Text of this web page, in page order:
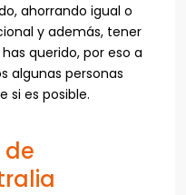
ahorrando igual o
y además, tener
querido, por eso a
algunas personas
si es posible.
de